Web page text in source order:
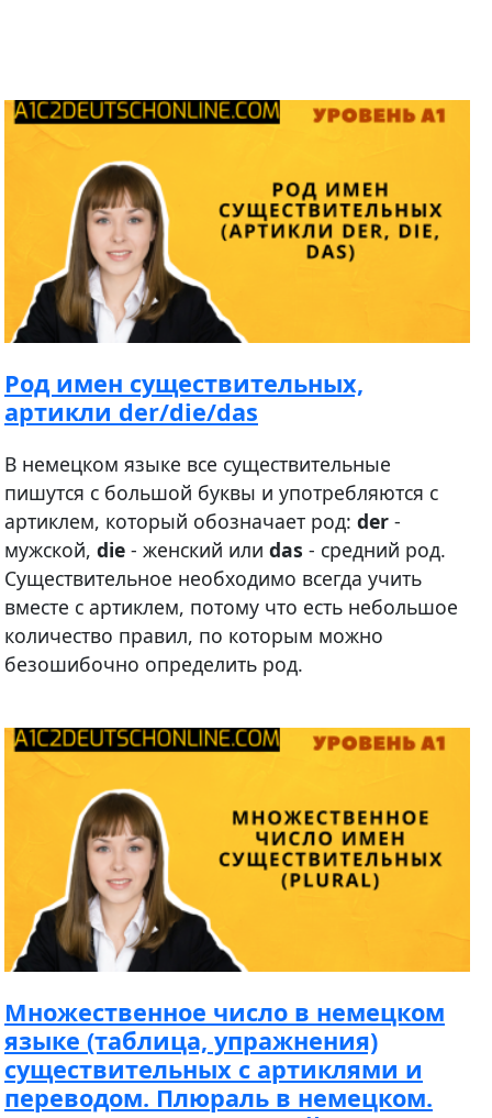
Род имен существительных,
артикли der/die/das
В немецком языке все существительные
пишутся с большой буквы и употребляются с
артиклем, который обозначает род: der -
мужской, die - женский или das - средний род.
Существительное необходимо всегда учить
вместе с артиклем, потому что есть небольшое
количество правил, по которым можно
безошибочно определить род.
Множественное число в немецком
языке (таблица, упражнения)
существительных с артиклями и
переводом. Плюраль в немецком.